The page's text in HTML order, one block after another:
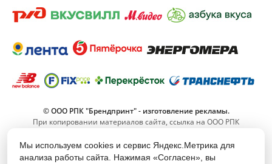
© ООО РПК "Брендпринт" - изготовление рекламы.
При копировании материалов сайта, ссылка на ООО РПК
Мы используем cookies и сервис Яндекс.Метрика для
анализа работы сайта. Нажимая «Согласен», вы